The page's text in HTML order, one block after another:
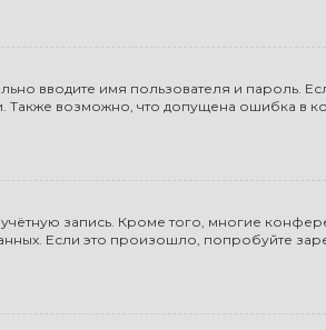
вводите имя пользователя и пароль.
Также возможно, что допущена ошибка в
запись. Кроме того, многие
Если это произошло, попробуйте